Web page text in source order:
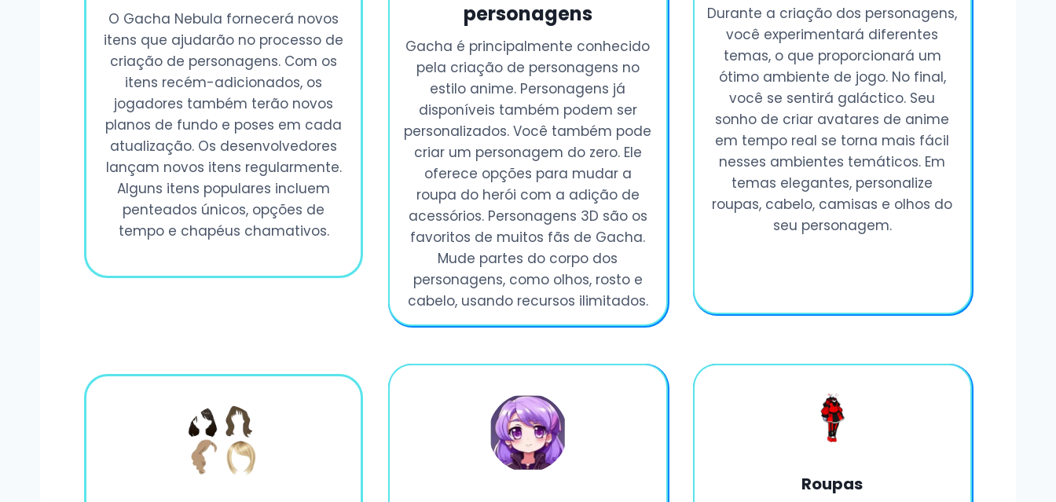
O Gacha Nebula fornecerá novos
itens que ajudarão no processo de
criação de personagens. Com os
itens recém-adicionados, os
jogadores também terão novos
planos de fundo e poses em cada
atualização. Os desenvolvedores
lançam novos itens regularmente.
Alguns itens populares incluem
penteados únicos, opções de
tempo e chapéus chamativos.
personagens
Gacha é principalmente conhecido
pela criação de personagens no
estilo anime. Personagens já
disponíveis também podem ser
personalizados. Você também pode
criar um personagem do zero. Ele
oferece opções para mudar a
roupa do herói com a adição de
acessórios. Personagens 3D são os
favoritos de muitos fãs de Gacha.
Mude partes do corpo dos
personagens, como olhos, rosto e
cabelo, usando recursos ilimitados.
Durante a criação dos personagens,
você experimentará diferentes
temas, o que proporcionará um
ótimo ambiente de jogo. No final,
você se sentirá galáctico. Seu
sonho de criar avatares de anime
em tempo real se torna mais fácil
nesses ambientes temáticos. Em
temas elegantes, personalize
roupas, cabelo, camisas e olhos do
seu personagem.
Roupas